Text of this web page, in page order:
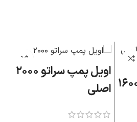
سراتو ۱۶۰۰
اویل پمپ سراتو ۲۰۰۰
اصلی